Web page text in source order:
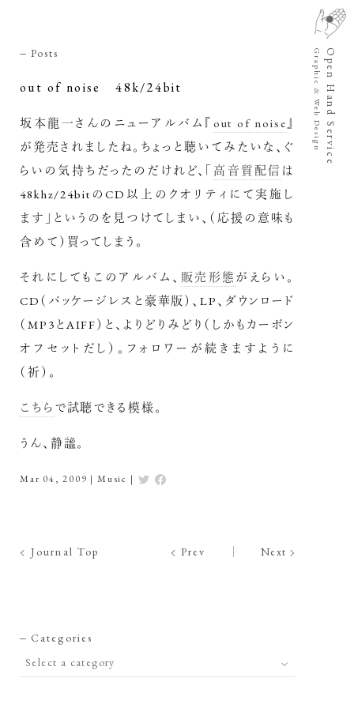
Open Hand Service
Graphic & Web Design
Posts
out of noise 48k/24bit
坂本龍一さんのニューアルバム『 out of noise 』
が発売されましたね。ちょっと聴いてみたいな、ぐ
らいの気持ちだったのだけれど、「 高音質配信 は
48khz/24bitのCD以上のクオリティにて実施し
ます」というのを見つけてしまい、（応援の意味も
含めて）買ってしまう。
それにしてもこのアルバム、 販売形態 がえらい。
CD（パッケージレスと豪華版）、LP、ダウンロード
（MP3とAIFF）と、よりどりみどり（しかもカーボン
オフセットだし）。フォロワーが続きますように
（祈）。
こちら で試聴できる模様。
うん、静謐。
Mar 04, 2009 |Music |
Journal Top Prev Next
Categories